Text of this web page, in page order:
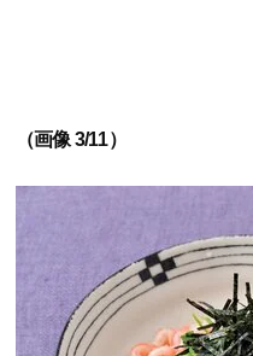
（画像 3/11）